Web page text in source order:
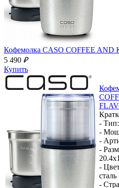
Кофемолка CASO COFFEE AND
5 490 ₽
Купить
- Тип:
-
-
-
-
сталь
-